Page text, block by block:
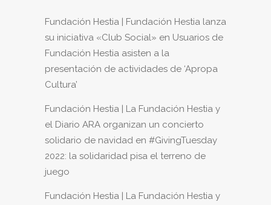
Fundación Hestia | Fundación Hestia lanza
su iniciativa «Club Social» en Usuarios de
Fundación Hestia asisten a la
presentación de actividades de ‘Apropa
Cultura’
Fundación Hestia | La Fundación Hestia y
el Diario ARA organizan un concierto
solidario de navidad en #GivingTuesday
2022: la solidaridad pisa el terreno de
juego
Fundación Hestia | La Fundación Hestia y